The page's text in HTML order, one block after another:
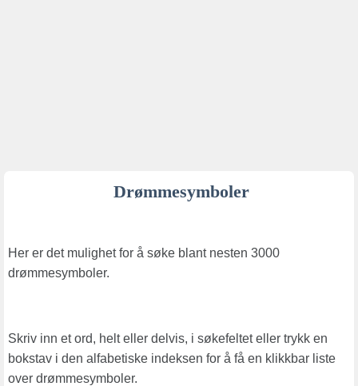
Drømmesymboler
Her er det mulighet for å søke blant nesten 3000
drømmesymboler.
Skriv inn et ord, helt eller delvis, i søkefeltet eller trykk en
bokstav i den alfabetiske indeksen for å få en klikkbar liste
over drømmesymboler.